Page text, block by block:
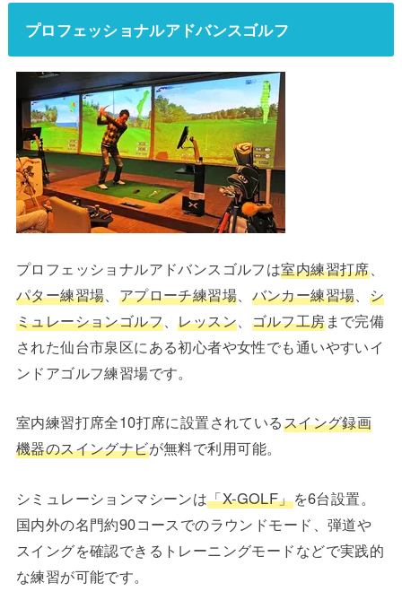
プロフェッショナルアドバンスゴルフ
プロフェッショナルアドバンスゴルフは室内練習打席、
パター練習場、 アプローチ練習場、 バンカー練習場、 シ
ミュレーションゴルフ、レッスン、 ゴルフ工房まで完備
された仙台市泉区にある初心者や女性でも通いやすいイ
ンドアゴルフ練習場です。
室内練習打席全10打席に設置されているスイング録画
機器のスイングナビが無料で利用可能。
シミュレーションマシーンは「X-GOLF」を6台設置。
国内外の名門約90コースでのラウンドモード、弾道や
スイングを確認できるトレーニングモードなどで実践的
な練習が可能です。